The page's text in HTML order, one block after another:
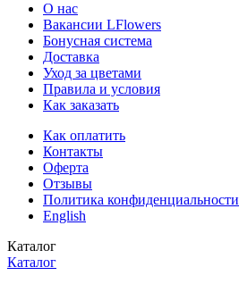
О нас
Вакансии LFlowers
Бонусная система
Доставка
Уход за цветами
Правила и условия
Как заказать
Как оплатить
Контакты
Оферта
Отзывы
Политика конфиденциальности
English
Каталог
Каталог